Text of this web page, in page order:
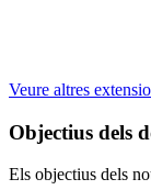
Veure altres
Objectius dels
Els objectius dels